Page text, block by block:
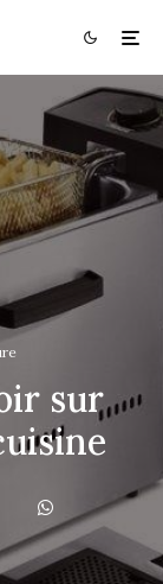
sur